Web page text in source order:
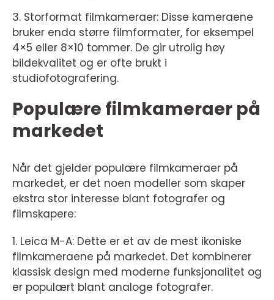
3. Storformat filmkameraer: Disse kameraene
bruker enda større filmformater, for eksempel
4×5 eller 8×10 tommer. De gir utrolig høy
bildekvalitet og er ofte brukt i
studiofotografering.
Populære filmkameraer på
markedet
Når det gjelder populære filmkameraer på
markedet, er det noen modeller som skaper
ekstra stor interesse blant fotografer og
filmskapere:
1. Leica M-A: Dette er et av de mest ikoniske
filmkameraene på markedet. Det kombinerer
klassisk design med moderne funksjonalitet og
er populært blant analoge fotografer.